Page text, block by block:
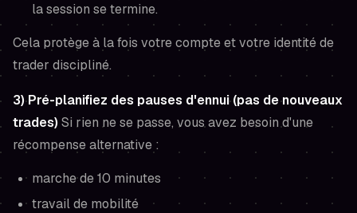
la session se termine.
Cela protège à la fois votre compte et votre identité de
trader discipliné.
3) Pré-planifiez des pauses d'ennui (pas de nouveaux
trades) Si rien ne se passe, vous avez besoin d'une
récompense alternative :
marche de 10 minutes
travail de mobilité